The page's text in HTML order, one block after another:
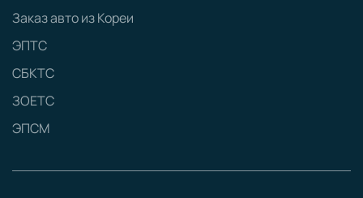
Заказ авто из Кореи
ЭПТС
СБКТС
ЗОЕТС
ЭПСМ